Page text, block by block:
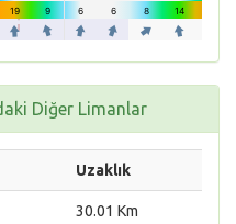
Diğer Limanlar
Uzaklık
30.01 Km